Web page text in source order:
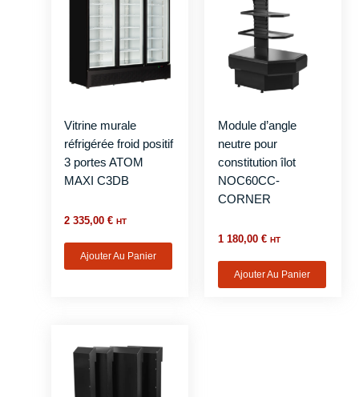
Vitrine murale
réfrigérée froid positif
3 portes ATOM
MAXI C3DB
2 335,00€ HT
Ajouter Au Panier
Module d’angle
neutre pour
constitution îlot
NOC60CC-
CORNER
1 180,00 € HT
Ajouter Au Panier